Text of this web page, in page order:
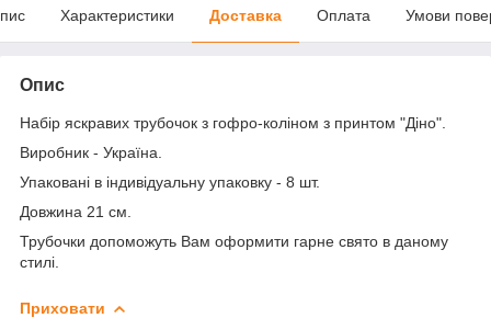
Характеристики Доставка Оплата Умови
Опис
Набір яскравих трубочок з гофро-коліном з принтом "Діно".
Виробник - Україна.
Упаковані в індивідуальну упаковку - 8 шт.
Довжина 21 см.
Трубочки допоможуть Вам оформити гарне свято в даному
стилі.
Приховати